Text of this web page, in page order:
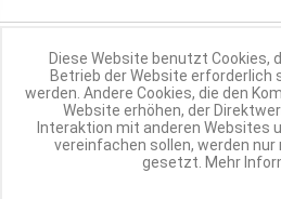
Shop Service
Informationen
Diese Website benutzt Cookies,
Betrieb der Website
werden. Andere Cookies, die den
Website erhöhen, der
Interaktion mit anderen Websites
vereinfachen sollen, werden
gesetzt. Mehr